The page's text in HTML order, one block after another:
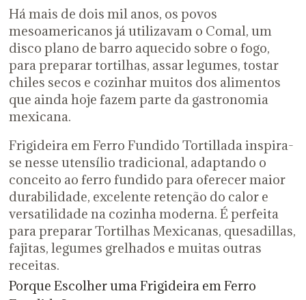
Há mais de dois mil anos, os povos
mesoamericanos já utilizavam o Comal, um
disco plano de barro aquecido sobre o fogo,
para preparar tortilhas, assar legumes, tostar
chiles secos e cozinhar muitos dos alimentos
que ainda hoje fazem parte da gastronomia
mexicana.
Frigideira em Ferro Fundido Tortillada inspira-
se nesse utensílio tradicional, adaptando o
conceito ao ferro fundido para oferecer maior
durabilidade, excelente retenção do calor e
versatilidade na cozinha moderna. É perfeita
para preparar Tortilhas Mexicanas, quesadillas,
fajitas, legumes grelhados e muitas outras
receitas.
Porque Escolher uma Frigideira em Ferro